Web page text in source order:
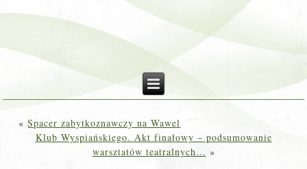
«Spacer zabytkoznawczy na Wawel
Klub Wyspiańskiego. Akt finałowy – podsumowanie
warsztatów teatralnych… »